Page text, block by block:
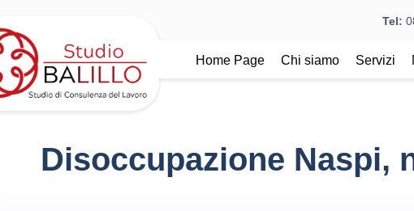
Tel:
Home Page Chi siamo Servizi
Disoccupazione Naspi,